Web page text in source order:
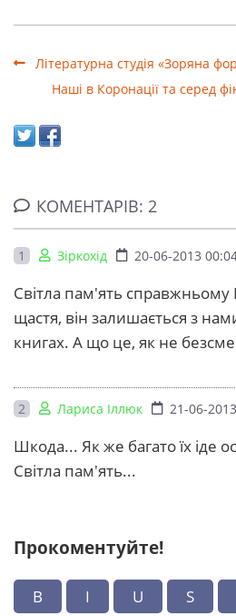
Літературна студія «Зоряна
Наші в Коронації та серед
КОМЕНТАРІВ: 2
1 Зіркохід 20-06-2013
Світла пам'ять справжньому
щастя, він залишається з
книгах. А що це, як не
2 Лариса Іллюк 21-06-
Шкода... Як же багато їх іде
Світла пам'ять...
Прокоментуйте!
B I U S